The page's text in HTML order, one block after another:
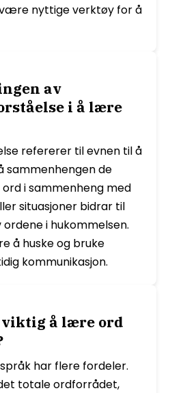
nyttige verktøy for å
av
i å lære
refererer til evnen til å
sammenhengen de
i sammenheng med
situasjoner bidrar til
i hukommelsen.
å huske og bruke
kommunikasjon.
å lære ord
har flere fordeler.
totale ordforrådet,